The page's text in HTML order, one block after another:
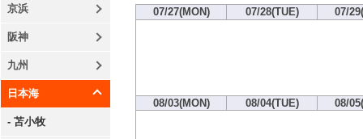
京浜
阪神
九州
日本海
- 苫小牧
07/27(MON) 07/28(TUE) 07/
08/03(MON) 08/04(TUE) 08/